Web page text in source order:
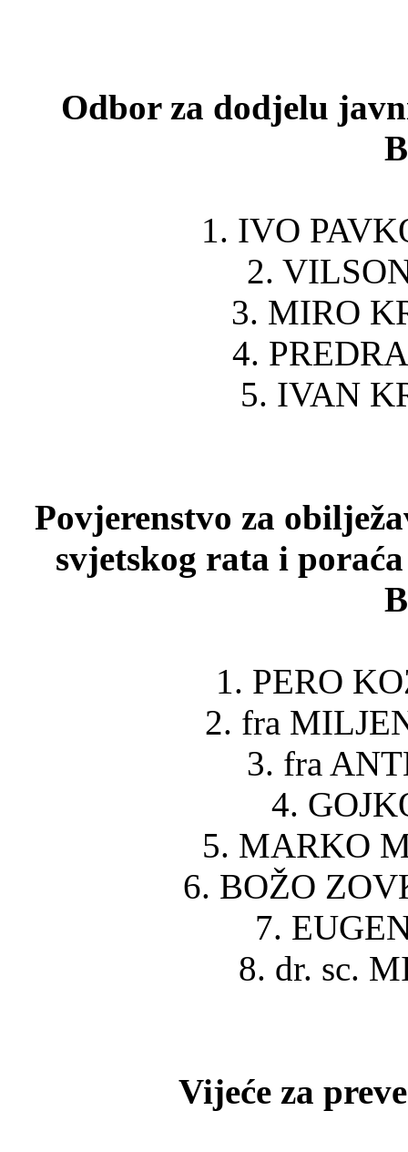
Odbor za dodjelu
1. IVO
2.
3. MIRO
4.
5. IVAN
Povjerenstvo za
svjetskog rata i
1. PERO
2. fra
3. fra
4.
5. MARKO
6. BOŽO
7.
8. dr. sc.
Vijeće za